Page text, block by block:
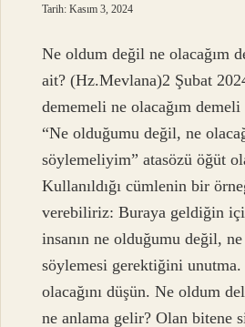
Tarih: Kasım 3, 2024
Ne oldum değil ne olacağım
ait? (Hz.Mevlana)2 Şubat
dememeli ne olacağım
“Ne olduğumu değil, ne
söylemeliyim” atasözü öğüt
Kullanıldığı cümlenin bir
verebiliriz: Buraya geldiğin
insanın ne olduğumu değil, ne
söylemesi gerektiğini unutma.
olacağını düşün. Ne oldum
ne anlama gelir? Olan bitene